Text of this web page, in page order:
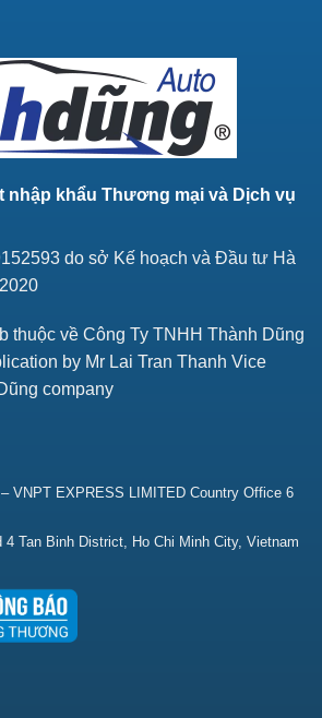
nhập khẩu Thương mại và Dịch vụ
do sở Kế hoạch và Đầu tư Hà
thuộc về Công Ty TNHH Thành Dũng
by Mr Lai Tran Thanh Vice
company
– VNPT EXPRESS LIMITED Country Office 6
4 Tan Binh District, Ho Chi Minh City, Vietnam